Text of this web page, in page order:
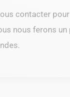
contacter
nous ferons